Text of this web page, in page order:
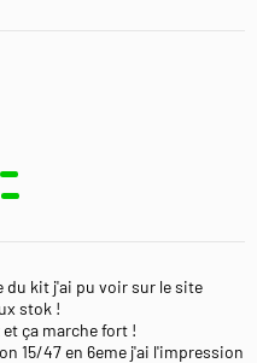
du kit j'ai pu voir sur le site
stok !
ça marche fort !
15/47 en 6eme j'ai l'impression